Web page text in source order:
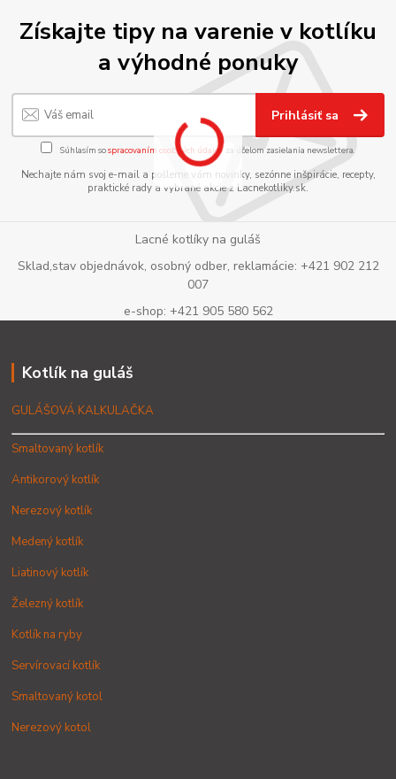
Získajte tipy na varenie v kotlíku
a výhodné ponuky
Prihlásiť sa
Súhlasím sospracovaním osobných údajov za účelom zasielania newslettera.
Nechajte nám svoj e-mail a pošleme vám novinky, sezónne inšpirácie, recepty,
praktické rady a vybrané akcie z Lacnekotliky.sk.
Lacné kotlíky na guláš
Sklad,stav objednávok, osobný odber, reklamácie: +421 902 212
007
e-shop: +421 905 580 562
Kotlík na guláš
GULÁŠOVÁ KALKULAČKA
Smaltovaný kotlík
Antikorový kotlík
Nerezový kotlík
Medený kotlík
Liatinový kotlík
Železný kotlík
Kotlík na ryby
Servírovací kotlík
Smaltovaný kotol
Nerezový kotol